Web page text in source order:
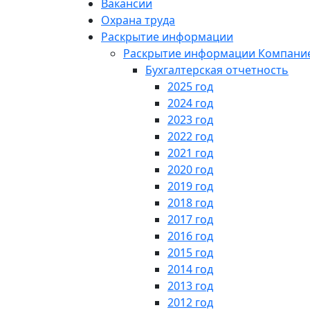
Вакансии
Охрана труда
Раскрытие информации
Раскрытие информации
Бухгалтерская отчетность
2025 год
2024 год
2023 год
2022 год
2021 год
2020 год
2019 год
2018 год
2017 год
2016 год
2015 год
2014 год
2013 год
2012 год